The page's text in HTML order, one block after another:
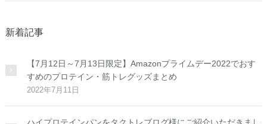
新着記事
【7月12日～7月13日限定】Amazonプライムデー2022でおす
すめのプロテイン・筋トレグッズまとめ
2022年7月11日
ハイプロテインパンをタクトレブログ様にご紹介いただきまし